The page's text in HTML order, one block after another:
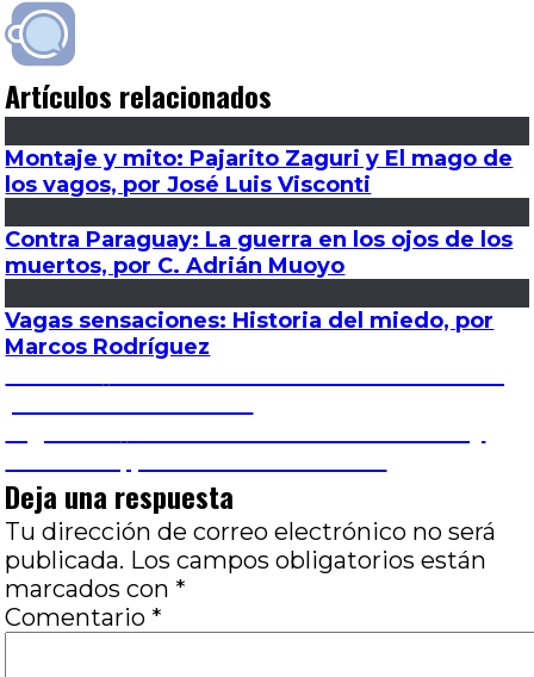
Artículos relacionados
Montaje y mito: Pajarito Zaguri y El mago de
los vagos, por José Luis Visconti
Contra Paraguay: La guerra en los ojos de los
muertos, por C. Adrián Muoyo
Vagas sensaciones: Historia del miedo, por
Marcos Rodríguez
Navegación
de
entradas
Deja una respuesta
Tu dirección de correo electrónico no será
publicada. Los campos obligatorios están
marcados con *
Comentario *